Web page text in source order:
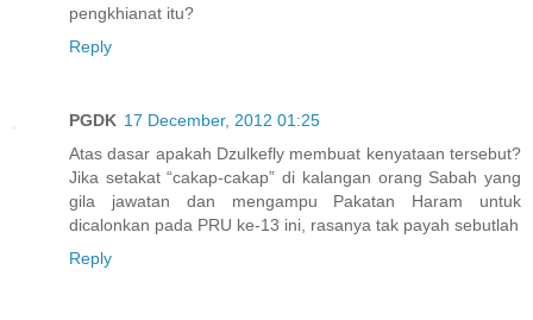
pengkhianat itu?
Reply
PGDK 17 December, 2012 01:25
Atas dasar apakah Dzulkefly membuat kenyataan tersebut?
Jika setakat “cakap-cakap” di kalangan orang Sabah yang
gila jawatan dan mengampu Pakatan Haram untuk
dicalonkan pada PRU ke-13 ini, rasanya tak payah sebutlah
Reply